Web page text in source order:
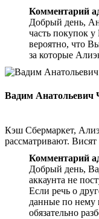
Комментарий
Добрый день,
часть покупок
вероятно, что
за которые
Вадим Анатольевич
Кэш Сбермаркет,
рассматривают.
Комментарий
Добрый день,
аккаунта не
Если речь о
данные по нему
обязательно